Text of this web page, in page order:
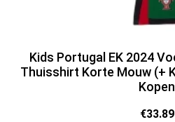
Kids Portugal EK 2024
Thuisshirt Korte Mouw (+
Kopen
€33.89